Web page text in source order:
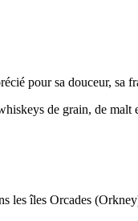
pour sa douceur, sa
de grain, de
les îles Orcades